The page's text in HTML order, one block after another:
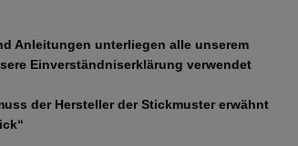
Anleitungen unterliegen alle unserem
Einverständniserklärung verwendet
der Hersteller der Stickmuster erwähnt